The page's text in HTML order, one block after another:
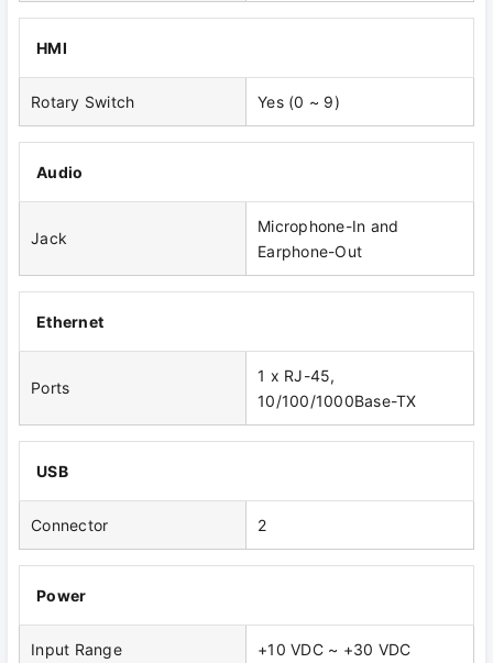
HMI
Rotary Switch Yes (0 ~ 9)
Audio
Jack
Microphone-In and
Earphone-Out
Ethernet
Ports
1 x RJ-45,
10/100/1000Base-TX
USB
Connector 2
Power
Input Range +10 VDC ~ +30 VDC